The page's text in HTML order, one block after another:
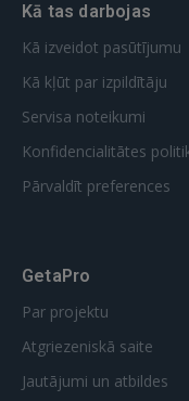
Kā tas darbojas
Kā izveidot pasūtījumu
Kā kļūt par izpildītāju
Servisa noteikumi
Konfidencialitātes
Pārvaldīt preferences
GetaPro
Par projektu
Atgriezeniskā saite
Jautājumi un atbildes